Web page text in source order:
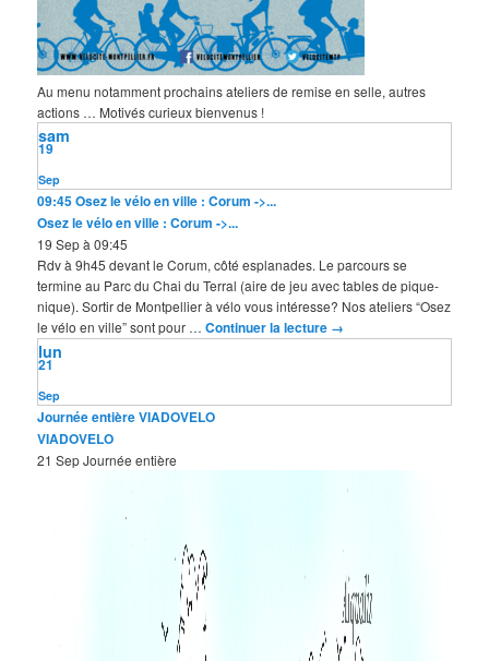
Au menu notamment prochains ateliers de remise en selle, autres
actions … Motivés curieux bienvenus !
Sep
19
sam
09:45Osez le vélo en ville : Corum ->...
Osez le vélo en ville : Corum ->...
19 Sep à 09:45
Rdv à 9h45 devant le Corum, côté esplanades. Le parcours se
termine au Parc du Chai du Terral (aire de jeu avec tables de pique-
nique). Sortir de Montpellier à vélo vous intéresse? Nos ateliers “Osez
le vélo en ville” sont pour …Continuer la lecture →
Sep
21
lun
Journée entièreVIADOVELO
VIADOVELO
21 SepJournée entière